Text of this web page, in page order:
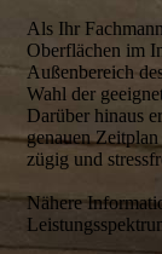
Als Ihr
Oberflächen im
Außenbereich
Wahl der
Darüber hinaus
genauen
zügig und
Nähere